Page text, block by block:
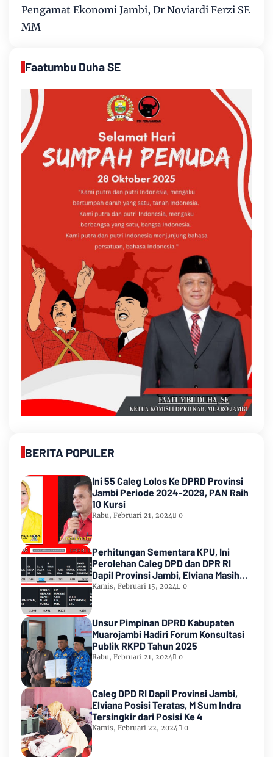
Pengamat Ekonomi Jambi, Dr Noviardi Ferzi SE
MM
Faatumbu Duha SE
BERITA POPULER
Ini 55 Caleg Lolos Ke DPRD Provinsi
Jambi Periode 2024-2029, PAN Raih
10 Kursi
Rabu, Februari 21, 2024 0
Perhitungan Sementara KPU, Ini
Perolehan Caleg DPD dan DPR RI
Dapil Provinsi Jambi, Elviana Masih
Urutan Kedua Teratas
Kamis, Februari 15, 2024 0
Unsur Pimpinan DPRD Kabupaten
Muarojambi Hadiri Forum Konsultasi
Publik RKPD Tahun 2025
Rabu, Februari 21, 2024 0
Caleg DPD RI Dapil Provinsi Jambi,
Elviana Posisi Teratas, M Sum Indra
Tersingkir dari Posisi Ke 4
Kamis, Februari 22, 2024 0